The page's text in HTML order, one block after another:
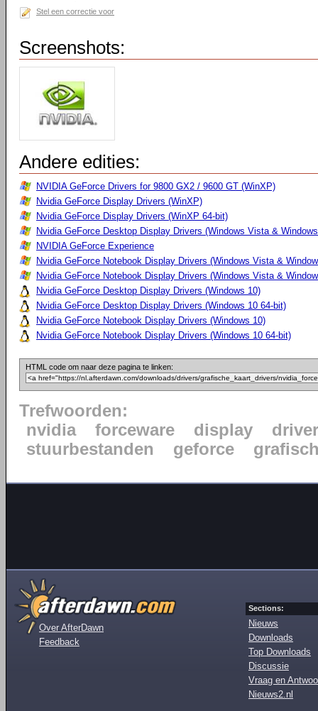
Stel een correctie voor
Screenshots:
Andere edities:
NVIDIA GeForce Drivers for 9800 GX2 / 9600 GT (WinXP)
Nvidia GeForce Display Drivers (WinXP)
Nvidia GeForce Display Drivers (WinXP 64-bit)
Nvidia GeForce Desktop Display Drivers (Windows Vista &
NVIDIA GeForce Experience
Nvidia GeForce Notebook Display Drivers (Windows Vista &
Nvidia GeForce Notebook Display Drivers (Windows Vista &
Nvidia GeForce Desktop Display Drivers (Windows 10)
Nvidia GeForce Desktop Display Drivers (Windows 10 64-bit)
Nvidia GeForce Notebook Display Drivers (Windows 10)
Nvidia GeForce Notebook Display Drivers (Windows 10 64-bit)
HTML code om naar deze pagina te linken:
Trefwoorden:
nvidia
forceware display
driver
stuurbestanden
geforce
Over AfterDawn
Feedback
Sections:
Nieuws
Downloads
Top Downloads
Discussie
Vraag en
Nieuws2.nl